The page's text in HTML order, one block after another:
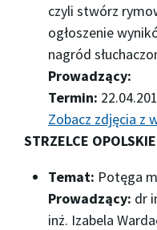
czyli stwórz
ogłoszenie
nagród
Prowadzący:
Termin:
Zobacz zdjęcia z
STRZELCE OPOLSKIE
Temat: Potęga
Prowadzący: dr
inż. Izabela